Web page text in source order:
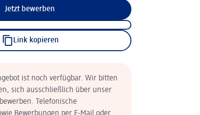
Jetzt bewerben
Link kopieren
ist noch verfügbar. Wir bitten
sich ausschließlich über unser
Telefonische